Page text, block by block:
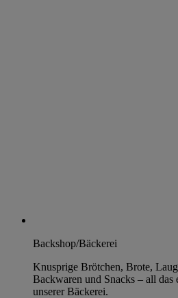
Backshop/Bäckerei
Knusprige Brötchen, Brote,
Backwaren und Snacks – all
unserer Bäckerei.